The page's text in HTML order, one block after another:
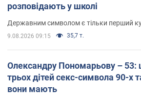
розповідають у школі
Державним символом є тільки перший
9.08.2026 09:15 35,7 т.
Олександру Пономарьову – 53:
трьох дітей секс-символа 90-х
вони мають